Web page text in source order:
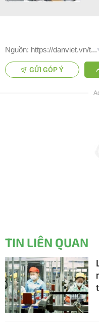
Nguồn: https://danviet.vn/t...
GỬI GÓP Ý
TIN LIÊN QUAN